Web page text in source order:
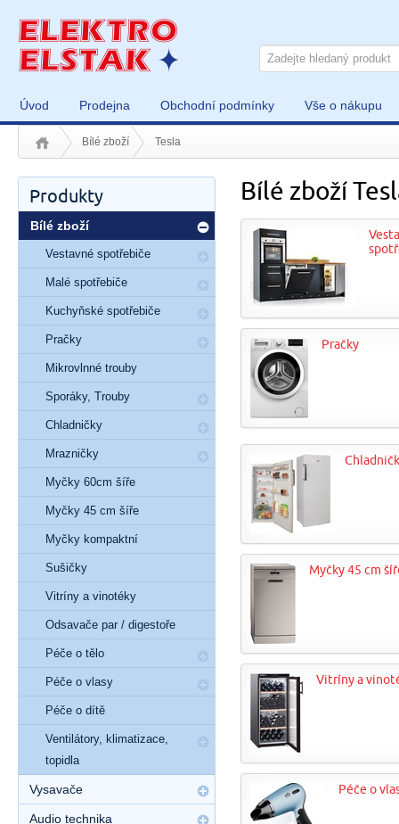
Úvod Prodejna Obchodní podmínky Vše o nákupu
Bílé zboží Tesla
Bílé zboží
Pračky
Myčky 45 cm
Vitríny a
Péče o
Produkty
Bílé zboží
Vestavné spotřebiče
Malé spotřebiče
Kuchyňské spotřebiče
Pračky
Mikrovlnné trouby
Sporáky, Trouby
Chladničky
Mrazničky
Myčky 60cm šíře
Myčky 45 cm šíře
Myčky kompaktní
Sušičky
Vitríny a vinotéky
Odsavače par / digestoře
Péče o tělo
Péče o vlasy
Péče o dítě
Ventilátory, klimatizace,
topidla
Vysavače
Audio technika